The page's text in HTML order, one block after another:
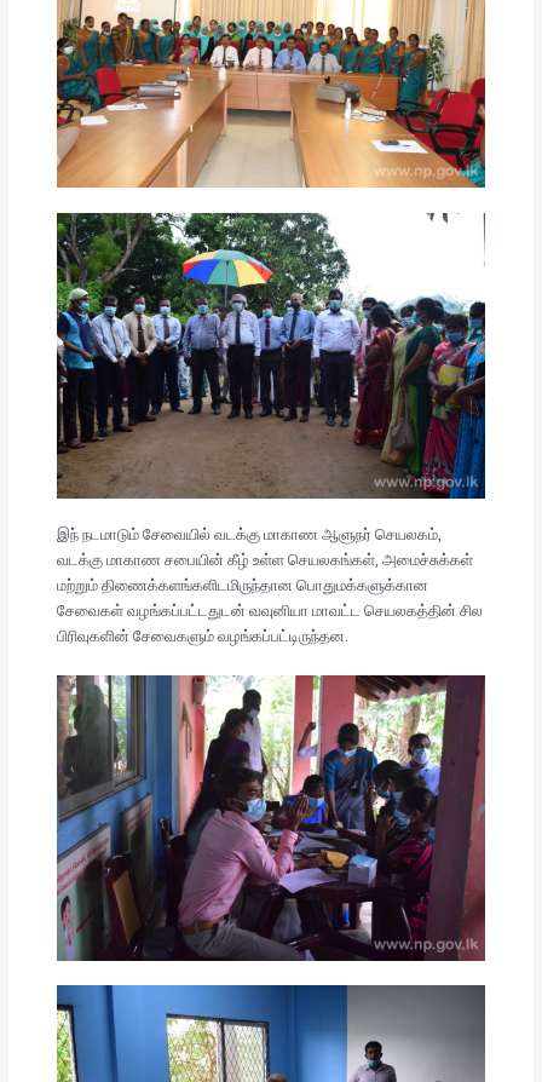
இந் நடமாடும் சேவையில் வடக்கு மாகாண ஆளுநர் செயலகம்,
வடக்கு மாகாண சபையின் கீழ் உள்ள செயலகங்கள், அமைச்சுக்கள்
மற்றும் திணைக்களங்களிடமிருந்தான பொதுமக்களுக்கான
சேவைகள் வழங்கப்பட்டதுடன் வவுனியா மாவட்ட செயலகத்தின் சில
பிரிவுகளின் சேவைகளும் வழங்கப்பட்டிருந்தன.